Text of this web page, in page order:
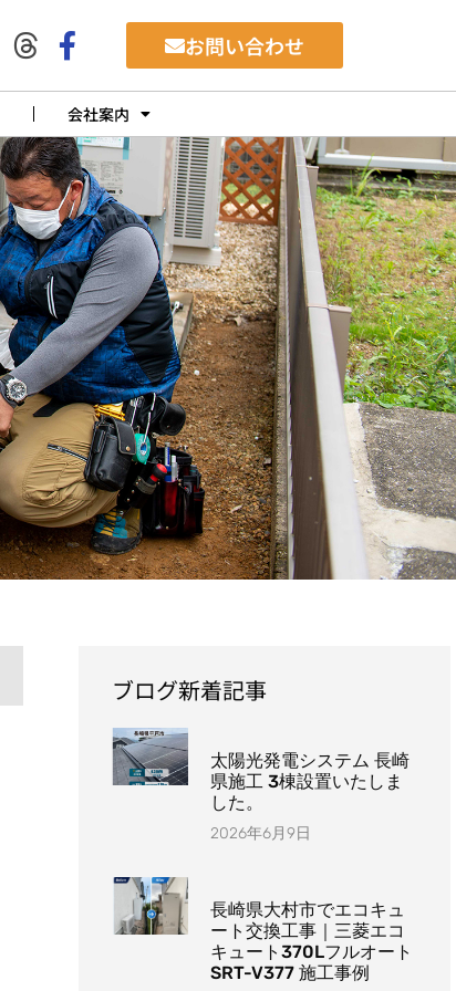
お問い合わせ
会社案内
ブログ新着記事
太陽光発電システム 長崎
県施工 3棟設置いたしま
した。
2026年6月9日
長崎県大村市でエコキュ
ート交換工事｜三菱エコ
キュート370Lフルオート
SRT-V377 施工事例